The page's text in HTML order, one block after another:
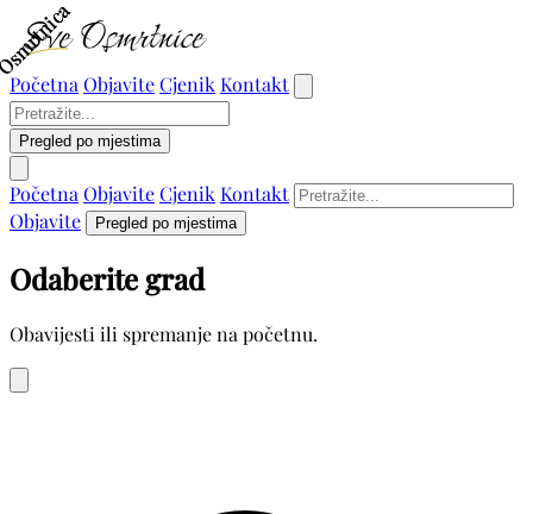
Početna ObjaviteCjenik Kontakt
Pregled po mjestima
Početna ObjaviteCjenik Kontakt
Objavite
Pregled po mjestima
Odaberite grad
Obavijesti ili spremanje na početnu.